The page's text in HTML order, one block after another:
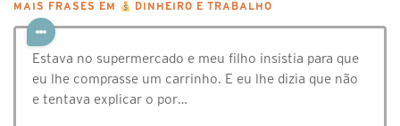
MAIS FRASES EM DINHEIRO E TRABALHO
Estava no supermercado e meu filho insistia para que
eu lhe comprasse um carrinho. E eu lhe dizia que não
e tentava explicar o por…